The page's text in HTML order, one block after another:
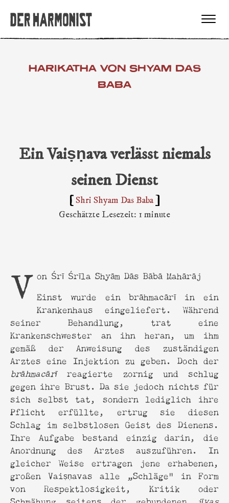
HARIKATHA VON SHYAM DAS
BABA
Ein Vaiṣṇava verlässt niemals
seinen Dienst
Shri Shyam Das Baba
Geschätzte Lesezeit: 1 minute
Von Śrī Śrīla Shyām Dās Bābā Mahārāj
Einst wurde ein brāhmacārī in ein
Krankenhaus eingeliefert. Während
seiner Behandlung, trat eine
Krankenschwester an ihn heran, um ihm
gemäß der Anweisung des zuständigen
Arztes eine Injektion zu geben. Doch der
brāhmacārīreagierte zornig und schlug
gegen ihre Brust. Da sie jedoch nichts für
sich selbst tat, sondern lediglich ihre
Pflicht erfüllte, ertrug sie diesen
Schlag im selbstlosen Geist des Dienens.
Ihre Aufgabe bestand einzig darin, die
Anordnung des Arztes auszuführen. In
gleicher Weise ertragen jene erhabenen,
großen Vaiṣṇavas alle „Schläge“ in Form
von Respektlosigkeit, Kritik oder